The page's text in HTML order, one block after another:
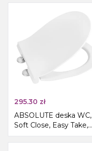
295.30 zł
ABSOLUTE deska WC,
Soft Close, Easy Take,
biała